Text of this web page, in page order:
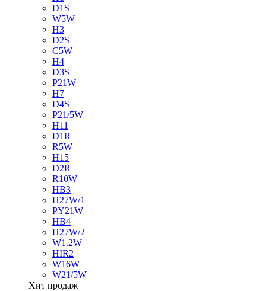
D1S
W5W
H3
D2S
C5W
H4
D3S
P21W
H7
D4S
P21/5W
H11
D1R
R5W
H15
D2R
R10W
HB3
H27W/1
PY21W
HB4
H27W/2
W1.2W
HIR2
W16W
W21/5W
Хит продаж